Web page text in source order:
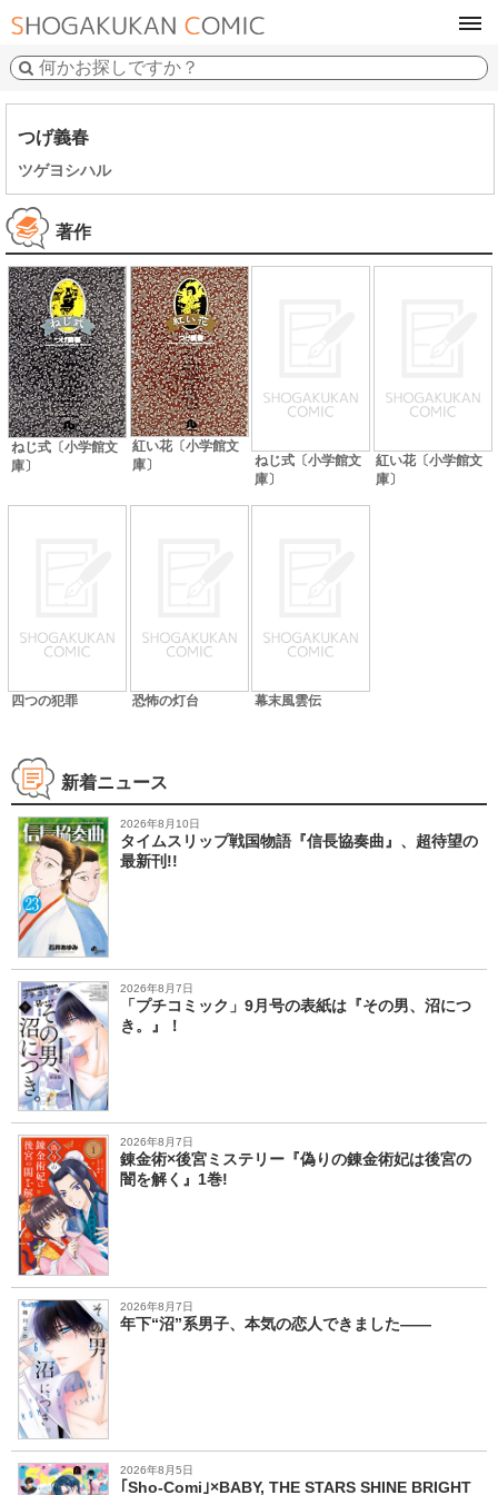
つげ義春
ツゲヨシハル
著作
ねじ式〔小学館文
庫〕
紅い花〔小学館文
庫〕
ねじ式〔小学館文
庫〕
紅い花〔小学館文
庫〕
四つの犯罪 恐怖の灯台 幕末風雲伝
新着ニュース
2026年8月10日
タイムスリップ戦国物語『信長協奏曲』、超待望の
最新刊!!
2026年8月7日
「プチコミック」9月号の表紙は『その男、沼につ
き。』！
2026年8月7日
錬金術×後宮ミステリー『偽りの錬金術妃は後宮の
闇を解く』1巻!
2026年8月7日
年下“沼”系男子、本気の恋人できました――
2026年8月5日
｢Sho-Comi｣×BABY, THE STARS SHINE BRIGHT